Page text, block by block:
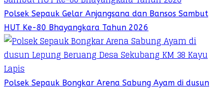
Polsek Sepauk Gelar Anjangsana dan Bansos Sambut
HUT Ke-80 Bhayangkara Tahun 2026
Polsek Sepauk Bongkar Arena Sabung Ayam di dusun